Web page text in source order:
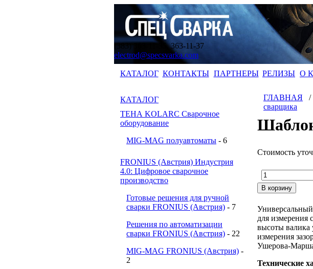
(383) 363-11-35, 363-11-37
electrod@specsvarka.com
КАТАЛОГ КОНТАКТЫ ПАРТНЕРЫ РЕЛИЗЫ О
КАТАЛОГ
ТЕНА KOLARC Сварочное
оборудование
MIG-MAG полуавтоматы - 6
FRONIUS (Австрия) Индустрия
4.0: Цифровое сварочное
производство
Готовые решения для ручной
сварки FRONIUS (Австрия) - 7
Решения по автоматизации
сварки FRONIUS (Австрия) - 22
MIG-MAG FRONIUS (Австрия) -
2
ГЛАВНАЯ /
сварщика
Стоимость
для измерения
высоты валика
измерения
Ушерова-
Технические